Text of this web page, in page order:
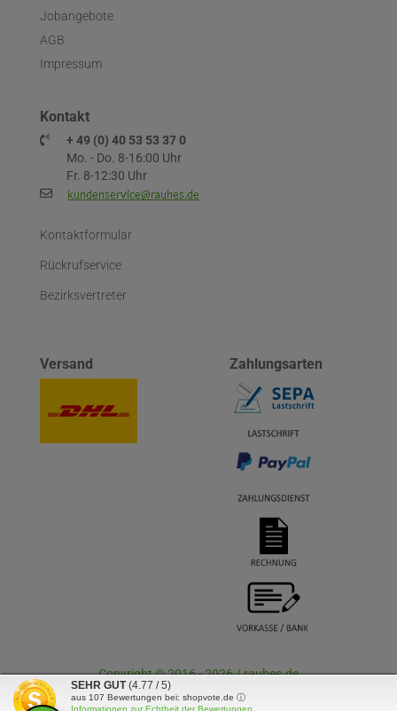
Jobangebote
AGB
Impressum
Kontakt
+ 49 (0) 40 53 53 37 0
Mo. - Do. 8-16:00 Uhr
Fr. 8-12:30 Uhr
Kontaktformular
Rückrufservice
Bezirksvertreter
Versand Zahlungsarten
Copyright © 2016 - 2026 / rauhes.de
SEHR GUT (4.77 / 5)
aus 107 Bewertungen bei: shopvote.de ⓘ
Informationen zur Echtheit der Bewertungen